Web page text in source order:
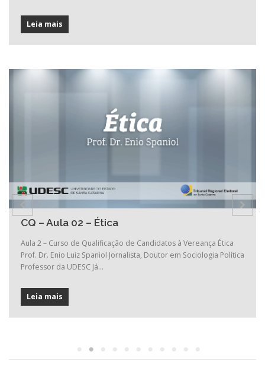
Leia mais
CQ – Aula 02 – Ética
Aula 2 – Curso de Qualificação de Candidatos à Vereança Ética
Prof. Dr. Enio Luiz Spaniol Jornalista, Doutor em Sociologia Política
Professor da UDESC Já…
Leia mais